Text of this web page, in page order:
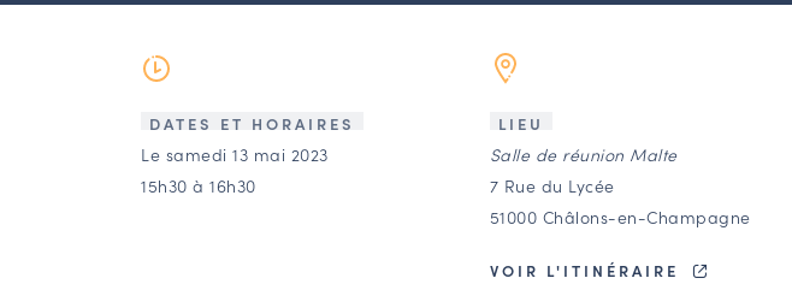
DATES ET HORAIRES
Le samedi 13 mai 2023
15h30 à 16h30
LIEU
Salle de réunion Malte
7 Rue du Lycée
51000 Châlons-en-Champagne
VOIR L'ITINÉRAIRE